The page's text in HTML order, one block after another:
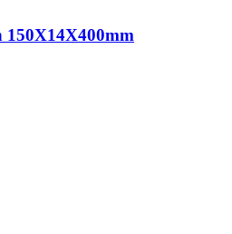
150X14X400mm